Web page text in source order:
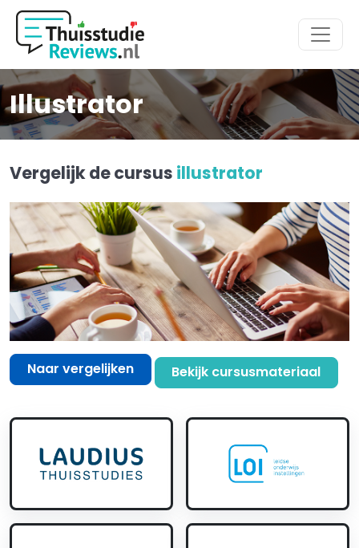
Hoofdmenu
Illustrator
Vergelijk de cursus illustrator
Naar vergelijken Bekijk cursusmateriaal